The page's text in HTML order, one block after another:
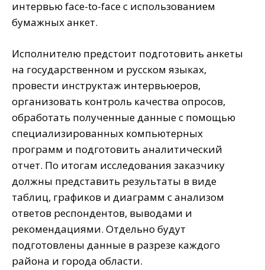
интервью face-to-face с использованием
бумажных анкет.
Исполнителю предстоит подготовить анкеты
на государственном и русском языках,
провести инструктаж интервьюеров,
организовать контроль качества опросов,
обработать полученные данные с помощью
специализированных компьютерных
программ и подготовить аналитический
отчет. По итогам исследования заказчику
должны представить результаты в виде
таблиц, графиков и диаграмм с анализом
ответов респондентов, выводами и
рекомендациями. Отдельно будут
подготовлены данные в разрезе каждого
района и города области.